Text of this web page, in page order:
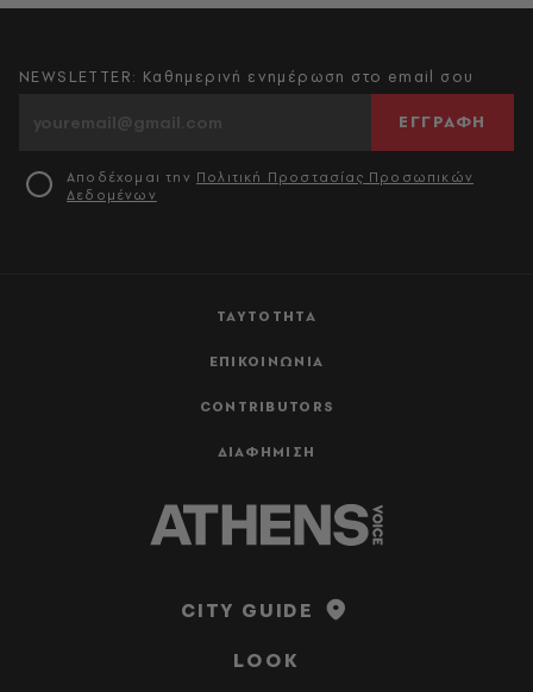
ΤΑΥΤΟΤΗΤΑ
ΕΠΙΚΟΙΝΩΝΙΑ
CONTRIBUTORS
ΔΙΑΦΗΜΙΣΗ
NEWSLETTER: Καθημερινή ενημέρωση στο email σου
ΕΓΓΡΑΦΗ
Αποδέχομαι την Πολιτική Προστασίας Προσωπικών
Δεδομένων
CITY GUIDE
LOOK